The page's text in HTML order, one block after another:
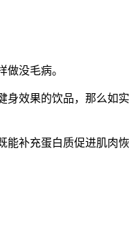
没毛病。
身效果的饮品，那么如实
能补充蛋白质促进肌肉恢